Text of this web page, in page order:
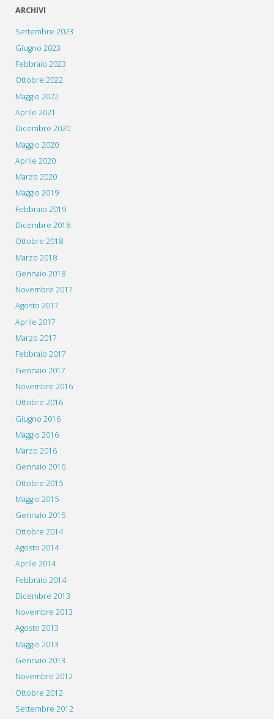
ARCHIVI
Settembre 2023
Giugno 2023
Febbraio 2023
Ottobre 2022
Maggio 2022
Aprile 2021
Dicembre 2020
Maggio 2020
Aprile 2020
Marzo 2020
Maggio 2019
Febbraio 2019
Dicembre 2018
Ottobre 2018
Marzo 2018
Gennaio 2018
Novembre 2017
Agosto 2017
Aprile 2017
Marzo 2017
Febbraio 2017
Gennaio 2017
Novembre 2016
Ottobre 2016
Giugno 2016
Maggio 2016
Marzo 2016
Gennaio 2016
Ottobre 2015
Maggio 2015
Gennaio 2015
Ottobre 2014
Agosto 2014
Aprile 2014
Febbraio 2014
Dicembre 2013
Novembre 2013
Agosto 2013
Maggio 2013
Gennaio 2013
Novembre 2012
Ottobre 2012
Settembre 2012